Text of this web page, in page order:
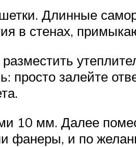
Длинные
в стенах,
просто залейте
10 мм. Далее
фанеры, и по